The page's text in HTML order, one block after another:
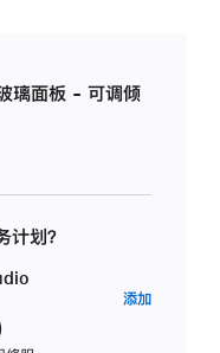
面板 - 可调倾
划？
添加